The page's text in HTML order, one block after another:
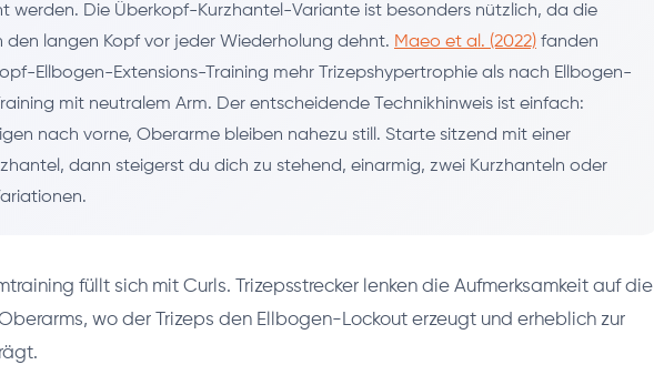
werden. Die Überkopf-Kurzhantel-Variante ist besonders nützlich, da die
den langen Kopf vor jeder Wiederholung dehnt. Maeo et al. (2022) fanden
Ellbogen-Extensions-Training mehr Trizepshypertrophie als nach Ellbogen-
mit neutralem Arm. Der entscheidende Technikhinweis ist einfach:
nach vorne, Oberarme bleiben nahezu still. Starte sitzend mit einer
dann steigerst du dich zu stehend, einarmig, zwei Kurzhanteln oder
füllt sich mit Curls. Trizepsstrecker lenken die Aufmerksamkeit auf die
wo der Trizeps den Ellbogen-Lockout erzeugt und erheblich zur